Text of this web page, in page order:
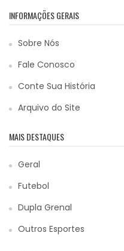
INFORMAÇÕES GERAIS
Sobre Nós
Fale Conosco
Conte Sua História
Arquivo do Site
MAIS DESTAQUES
Geral
Futebol
Dupla Grenal
Outros Esportes